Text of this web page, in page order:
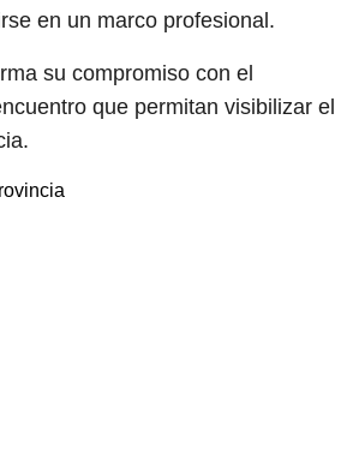
en un marco profesional.
su compromiso con el
que permitan visibilizar el